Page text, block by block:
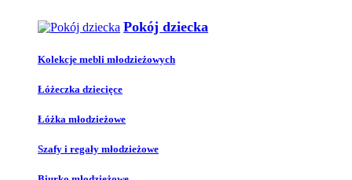
Pokój dziecka
Kolekcje mebli młodzieżowych
Łóżeczka dziecięce
Łóżka młodzieżowe
Szafy i regały młodzieżowe